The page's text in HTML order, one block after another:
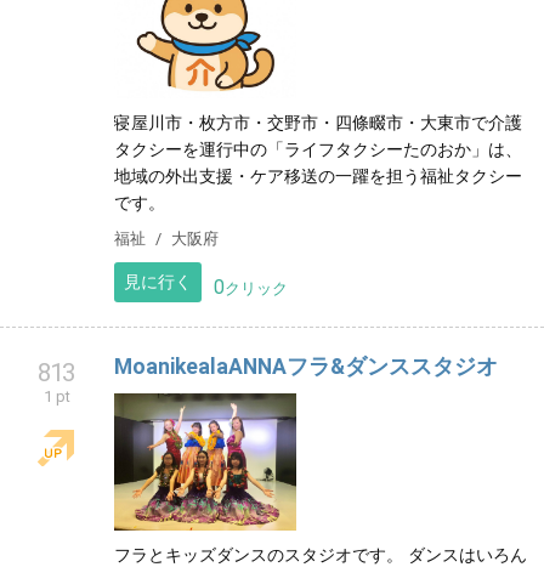
寝屋川市・枚方市・交野市・四條畷市・大東市で介護
タクシーを運行中の「ライフタクシーたのおか」は、
地域の外出支援・ケア移送の一躍を担う福祉タクシー
です。
福祉 大阪府
見に行く 0クリック
813
1 pt
MoanikealaANNAフラ&ダンススタジオ
フラとキッズダンスのスタジオです。 ダンスはいろん